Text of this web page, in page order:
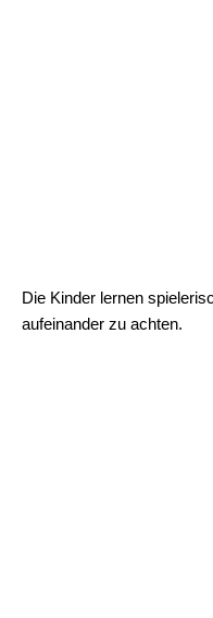
Die Kinder lernen
aufeinander zu achten.